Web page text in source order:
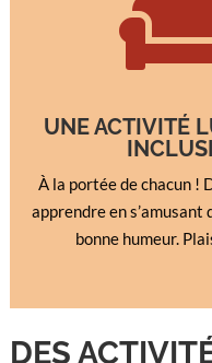
UNE ACTIVITÉ
À la portée de chacun !
apprendre en s’amusant
bonne humeur.
DES